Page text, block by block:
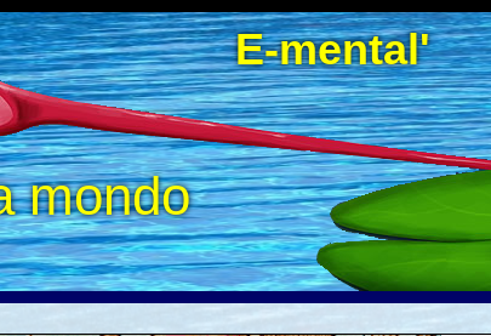
E-mental'
mondo